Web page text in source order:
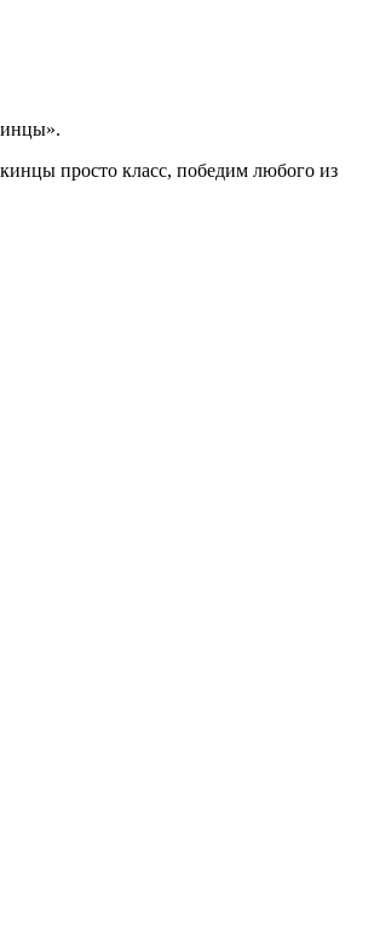
просто класс, победим любого из